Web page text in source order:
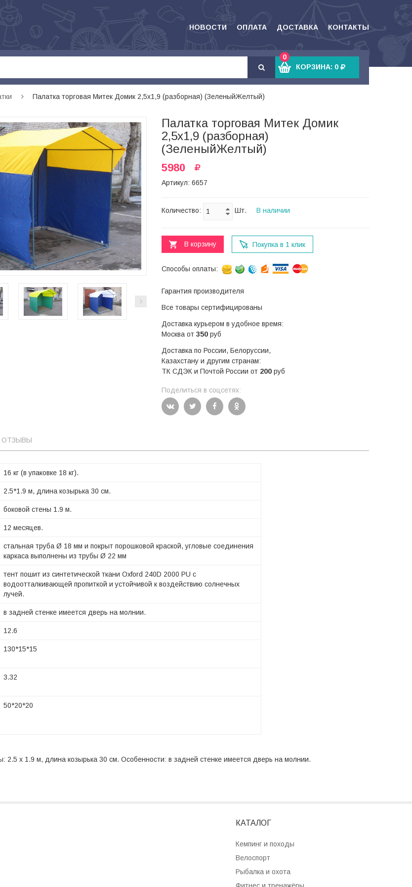
НОВОСТИ ОПЛАТА ДОСТАВКА КОНТАКТЫ
0
КОРЗИНА: 0
Палатка торговая Митек Домик 2,5х1,9 (разборная) (ЗеленыйЖелтый)
Палатка торговая Митек Домик
2,5х1,9 (разборная)
(ЗеленыйЖелтый)
5980
Артикул: 6657
Количество: Шт. В наличии
В корзину Покупка в 1 клик
Способы оплаты:
Гарантия производителя
Все товары сертифицированы
Доставка курьером в удобное время:
Москва от 350 руб
Доставка по России, Белоруссии,
Казахстану и другим странам:
ТК СДЭК и Почтой России от 200 руб
Поделиться в соцсетях:
ОТЗЫВЫ
16 кг (в упаковке 18 кг).
2.5*1.9 м, длина козырька 30 см.
боковой стены 1.9 м.
12 месяцев.
стальная труба Ø 18 мм и покрыт порошковой краской, угловые соединения
каркаса выполнены из трубы Ø 22 мм
тент пошит из синтетической ткани Oxford 240D 2000 PU с
водоотталкивающей пропиткой и устойчивой к воздействию солнечных
лучей.
в задней стенке имеется дверь на молнии.
12.6
130*15*15
3.32
50*20*20
2.5 х 1.9 м, длина козырька 30 см. Особенности: в задней стенке имеется дверь на молнии.
КАТАЛОГ
Кемпинг и походы
Велоспорт
Рыбалка и охота